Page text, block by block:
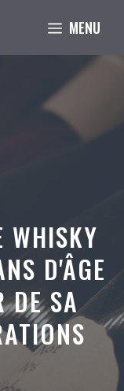
MENU
WHISKY
D'ÂGE
DE SA